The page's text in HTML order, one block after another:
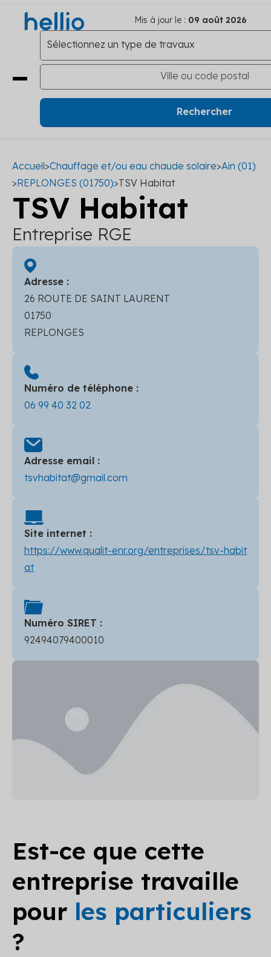
Mis à jour le : 09 août 2026
Accueil>Chauffage et/ou eau chaude solaire>Ain (01)
>REPLONGES (01750)>TSV Habitat
TSV Habitat
Entreprise RGE
Adresse :
26 ROUTE DE SAINT LAURENT
01750
REPLONGES
Numéro de téléphone :
06 99 40 32 02
Adresse email :
tsvhabitat@gmail.com
Site internet :
https://www.qualit-enr.org/entreprises/tsv-habit
at
Numéro SIRET :
92494079400010
Est-ce que cette
entreprise travaille
pour les particuliers
?